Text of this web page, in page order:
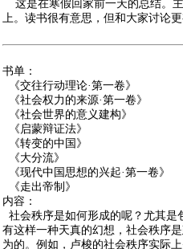
这是在寒假回家前一天的总结。
上。读书很有意思，但和大家讨论
书单：
《交往行动理论·第一卷》
《社会权力的来源·第一卷》
《社会世界的意义建构》
《启蒙辩证法》
《转变的中国》
《大分流》
《现代中国思想的兴起·第一卷》
《走出帝制》
内容：
社会秩序是如何形成的呢？尤其是
有这样一种天真的幻想，社会秩序
为的。例如，卢梭的社会秩序实际